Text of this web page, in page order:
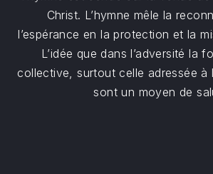
Christ. L’hymne mêle la
l’espérance en la protection et la
L’idée que dans l’adversité la
collective, surtout celle adressée à
sont un moyen de